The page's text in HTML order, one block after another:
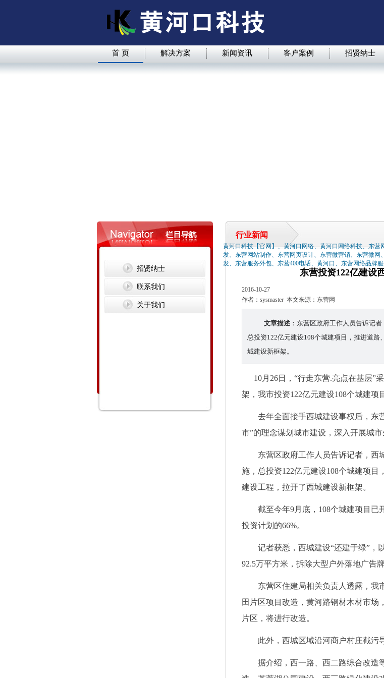
首 页 解决方案 新闻资讯 客户案例 招贤纳士
招贤纳士
联系我们
关于我们
行业新闻
黄河口科技【官网】、黄河口网络、黄河口网络科技、东
发、东营网站制作、东营网页设计、东营微营销、东营微
发、东营服务外包、东营400电话、黄河口、东营网络品牌
东营投资122亿建设
2016-10-27
作者：sysmaster 本文来源：东营网
文章描述：东营区政府工作人员告诉记
总投资122亿元建设108个城建项目，推进道
城建设新框架。
10月26日，“行走东营.亮点在基层”
架，我市投资122亿元建设108个城建项
去年全面接手西城建设事权后，东营
市”的理念谋划城市建设，深入开展城市
东营区政府工作人员告诉记者，西
施，总投资122亿元建设108个城建项
建设工程，拉开了西城建设新框架。
截至今年9月底，108个城建项目已
投资计划的66%。
记者获悉，西城建设“还建于绿”，以
92.5万平方米，拆除大型户外落地广告牌
东营区住建局相关负责人透露，我
田片区项目改造，黄河路钢材木材市场
片区，将进行改造。
此外，西城区域沿河商户村庄截污导
据介绍，西一路、西二路综合改造